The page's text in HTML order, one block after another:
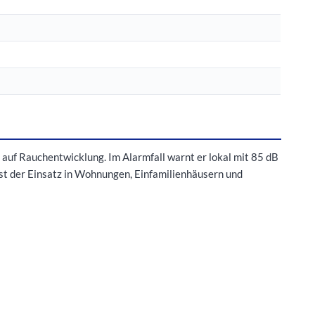
Rauchentwicklung. Im Alarmfall warnt er lokal mit 85 dB
der Einsatz in Wohnungen, Einfamilienhäusern und